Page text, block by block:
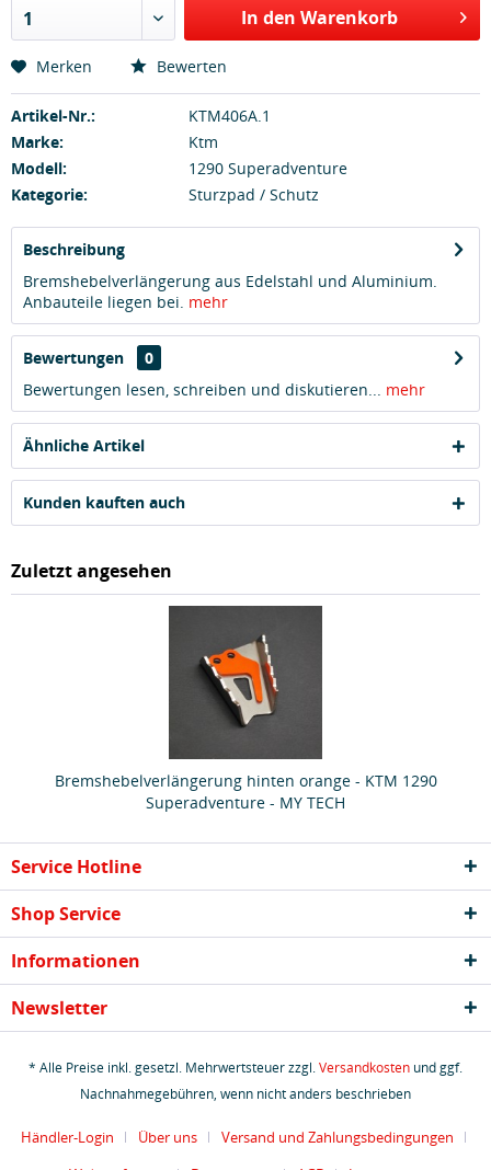
1 In den Warenkorb
Merken Bewerten
Artikel-Nr.:
KTM406A.1
Marke:
Ktm
Modell:
1290 Superadventure
Kategorie:
Sturzpad / Schutz
Beschreibung
Bremshebelverlängerung aus Edelstahl und Aluminium.
Anbauteile liegen bei. mehr
Bewertungen
0
Bewertungen lesen, schreiben und diskutieren... mehr
Ähnliche Artikel
Kunden kauften auch
Zuletzt angesehen
Bremshebelverlängerung hinten orange - KTM 1290
Superadventure - MY TECH
Service Hotline
Shop Service
Informationen
Newsletter
* Alle Preise inkl. gesetzl. Mehrwertsteuer zzgl.Versandkosten und ggf.
Nachnahmegebühren, wenn nicht anders beschrieben
Händler-Login Über uns
Versand und Zahlungsbedingungen